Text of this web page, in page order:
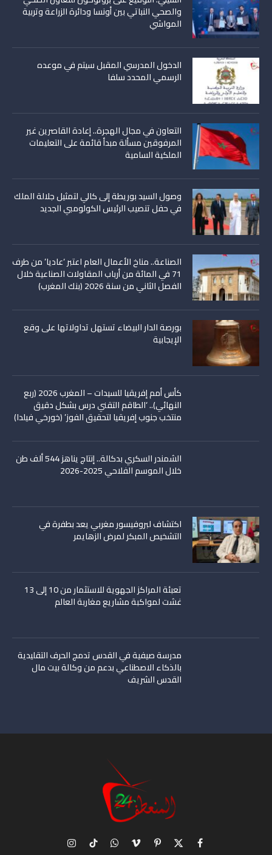
والصحي النباتي بين أونسا ودائرة الزراعة وتربية
المواشي
الدخول المدرسي المقبل سیتم في موعده
الرسمي المحدد سلفا
التعاون في مجال الهجرة.. إعادة القاصرين غير
المرفوقين مسألة مبدأ قائمة على التعليمات
الملكية السامية
وصول السيد بوريطة إلى كالي لتمثيل جلالة الملك
في حفل تنصيب الرئيس الكولومبي الجديد
الصناعة.. مناخ الأعمال العام اعتبر ‘عاديا’ من طرف
71 في المائة من أرباب المقاولات الصناعية خلال
الفصل الثاني من سنة 2026 (بنك المغرب)
بورصة الدار البيضاء تستهل تداولاتها على وقع
الإيجابية
كأس أمم إفريقيا للسيدات – المغرب 2026 (ربع
النهائي).. ‘الطاقم التقني درس بشكل دقيق
منتخب جنوب إفريقيا لتحقيق الفوز’ (خورخي فيلدا)
الشمندر السكري بدكالة.. إنتاج يناهز 544 ألف طن
خلال الموسم الفلاحي 2025-2026
اكتشاف لبروفيسور مغربي يعد بطفرة في
التشخيص المبكر لمرض الزهايمر
تعبئة المراكز الجهوية للاستثمار من 10 إلى 13
غشت لمواكبة مشاريع مغاربة العالم
مدرسة صيفية في القدس تدمج الحرف التقليدية
بالذكاء الاصطناعي بدعم من وكالة بيت مال
القدس الشريف
فيسبوك
X
بينتيريستفيميوواتسابتيكتوكالانستغرام